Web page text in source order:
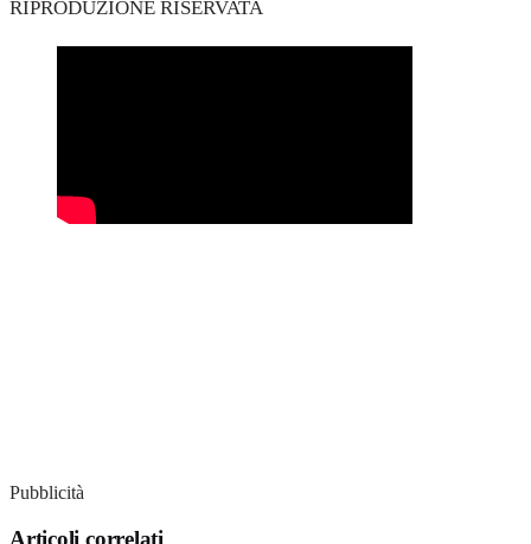
RIPRODUZIONE RISERVATA
Pubblicità
Articoli correlati